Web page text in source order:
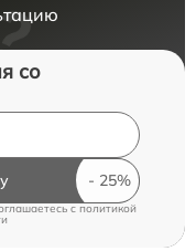
со
cполитикой